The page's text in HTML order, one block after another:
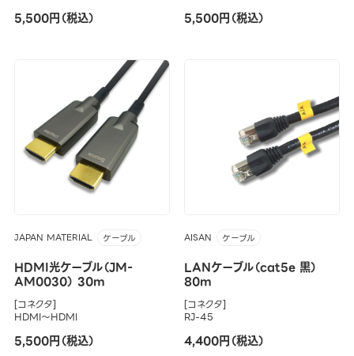
5,500円（税込） 5,500円（税込）
JAPAN MATERIAL ケーブル
HDMI光ケーブル（JM-
AM0030） 30m
[コネクタ]
HDMI～HDMI
5,500円（税込）
AISAN ケーブル
LANケーブル（cat5e 黒）
80m
[コネクタ]
RJ-45
4,400円（税込）